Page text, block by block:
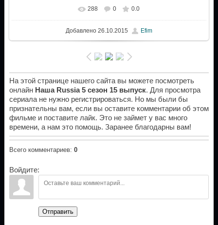
288 0 0.0
Добавлено26.10.2015 Efim
На этой странице нашего сайта вы можете посмотреть
онлайн Наша Russia 5 сезон 15 выпуск. Для просмотра
сериала не нужно регистрироваться. Но мы были бы
признательны вам, если вы оставите комментарии об этом
фильме и поставите лайк. Это не займет у вас много
времени, а нам это помощь. Заранее благодарны вам!
Всего комментариев: 0
Войдите:
Отправить